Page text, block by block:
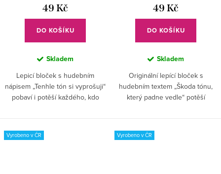
49 Kč
DO KOŠÍKU
Skladem
Lepicí bloček s hudebním
nápisem „Tenhle tón si vyprošuji“
pobaví i potěší každého, kdo
pracovní stůl i do školy. ✅...
49 Kč
DO KOŠÍKU
Skladem
Originální lepící bloček s
hudebním textem „Škoda tónu,
který padne vedle“ potěší
českou kvalitou. ✅...
Vyrobeno v ČR Vyrobeno v ČR